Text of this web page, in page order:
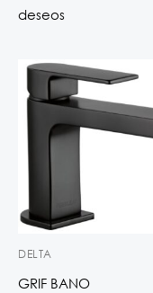
deseos
DELTA
GRIF BANO